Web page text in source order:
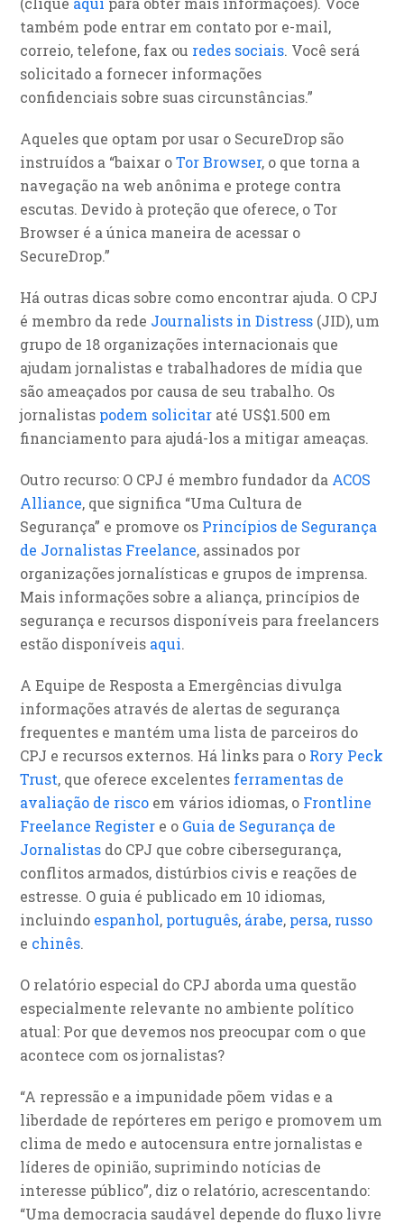
também pode entrar em contato por e-mail,
correio, telefone, fax ou redes sociais. Você será
solicitado a fornecer informações
confidenciais sobre suas circunstâncias.”
Aqueles que optam por usar o SecureDrop são
instruídos a “baixar oTor Browser, o que torna a
navegação na web anônima e protege contra
escutas. Devido à proteção que oferece, o Tor
Browser é a única maneira de acessar o
SecureDrop.”
Há outras dicas sobre como encontrar ajuda. O CPJ
é membro da rede Journalists in Distress (JID), um
grupo de 18 organizações internacionais que
ajudam jornalistas e trabalhadores de mídia que
são ameaçados por causa de seu trabalho. Os
jornalistas podem solicitar até US$1.500 em
financiamento para ajudá-los a mitigar ameaças.
Outro recurso: O CPJ é membro fundador da ACOS
Alliance, que significa “Uma Cultura de
Segurança” e promove os Princípios de Segurança
de Jornalistas Freelance, assinados por
organizações jornalísticas e grupos de imprensa.
Mais informações sobre a aliança, princípios de
segurança e recursos disponíveis para freelancers
estão disponíveis aqui.
A Equipe de Resposta a Emergências divulga
informações através de alertas de segurança
frequentes e mantém uma lista de parceiros do
CPJ e recursos externos. Há links para o Rory Peck
Trust, que oferece excelentes ferramentas de
avaliação de risco em vários idiomas, o Frontline
Freelance Register e o Guia de Segurança de
Jornalistas do CPJ que cobre cibersegurança,
conflitos armados, distúrbios civis e reações de
estresse. O guia é publicado em 10 idiomas,
incluindo espanhol, português, árabe, persa, russo
e chinês.
O relatório especial do CPJ aborda uma questão
especialmente relevante no ambiente político
atual: Por que devemos nos preocupar com o que
acontece com os jornalistas?
“A repressão e a impunidade põem vidas e a
liberdade de repórteres em perigo e promovem um
clima de medo e autocensura entre jornalistas e
líderes de opinião, suprimindo notícias de
interesse público”, diz o relatório, acrescentando:
“Uma democracia saudável depende do fluxo livre